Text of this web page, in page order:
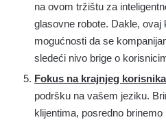
na ovom tržištu za
glasovne robote. Dakle, ovaj
mogućnosti da se
sledeći nivo brige o
Fokus na krajnjeg
podršku na vašem jeziku.
klijentima, posredno